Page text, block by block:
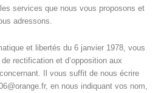
services que nous vous proposons et
adressons.
et libertés du 6 janvier 1978, vous
rectification et d’opposition aux
Il vous suffit de nous écrire
en nous indiquant vos nom,